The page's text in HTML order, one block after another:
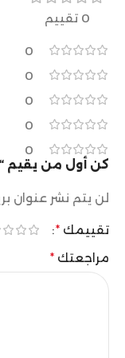
0 تقييم
0
0
0
0
0
كن أول من يقيم
لن يتم نشر عنوان
تقييمك *
مراجعتك *